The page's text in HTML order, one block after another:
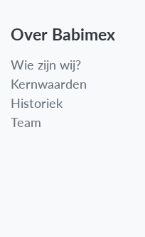
Over Babimex
Wie zijn wij?
Kernwaarden
Historiek
Team